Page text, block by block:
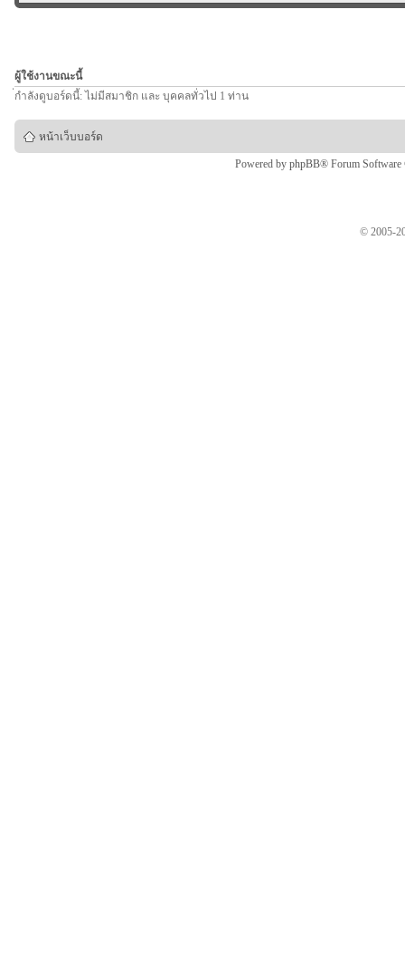
ผู้ใช้งานขณะนี้
่กำลังดูบอร์ดนี้: ไม่มีสมาชิก และ บุคคลทั่วไป 1 ท่าน
หน้าเว็บบอร์ด
Powered by phpBB® Forum
© 2005-